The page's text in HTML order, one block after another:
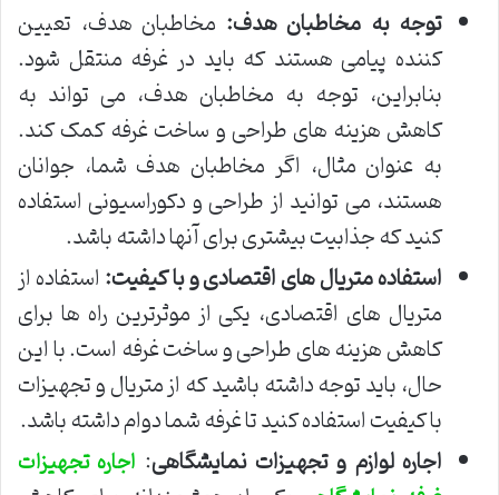
توجه به مخاطبان هدف: مخاطبان هدف، تعیین
کننده پیامی هستند که باید در غرفه منتقل شود.
بنابراین، توجه به مخاطبان هدف، می تواند به
کاهش هزینه های طراحی و ساخت غرفه کمک کند.
به عنوان مثال، اگر مخاطبان هدف شما، جوانان
هستند، می توانید از طراحی و دکوراسیونی استفاده
کنید که جذابیت بیشتری برای آنها داشته باشد.
استفاده متریال های اقتصادی و با کیفیت:استفاده از
متریال های اقتصادی، یکی از موثرترین راه ها برای
کاهش هزینه های طراحی و ساخت غرفه است. با این
حال، باید توجه داشته باشید که از متریال و تجهیزات
با کیفیت استفاده کنید تا غرفه شما دوام داشته باشد.
اجاره لوازم و تجهیزات نمایشگاهی: اجاره تجهیزات